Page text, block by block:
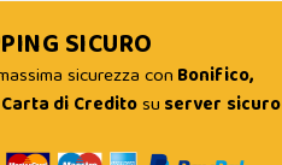
SICURO
sicurezza con Bonifico,
di Creditosu server sicuro